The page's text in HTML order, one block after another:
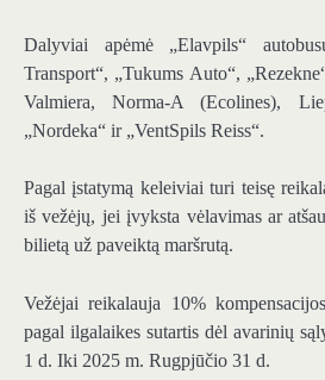
Dalyviai apėmė „Elavpils“
Transport“, „Tukums Auto“,
Valmiera, Norma-A (Ecolines),
„Nordeka“ ir „VentSpils Reiss“.
Pagal įstatymą keleiviai turi teisę
iš vežėjų, jei įvyksta vėlavimas ar
bilietą už paveiktą maršrutą.
Vežėjai reikalauja 10%
pagal ilgalaikes sutartis dėl avarinių
1 d. Iki 2025 m. Rugpjūčio 31 d.